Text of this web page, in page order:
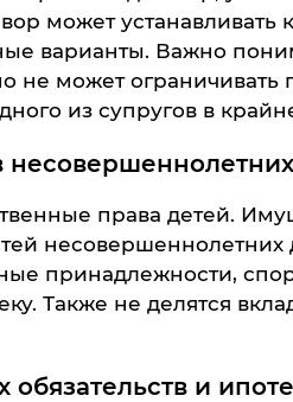
может устанавливать
варианты. Важно
может ограничивать
из супругов в
права детей.
несовершеннолетних
принадлежности,
Также не делятся
и